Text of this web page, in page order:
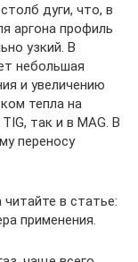
дуги, что, в
аргона профиль
узкий. В
небольшая
и увеличению
тепла на
так и в MAG. В
переносу
в статье:
применения.